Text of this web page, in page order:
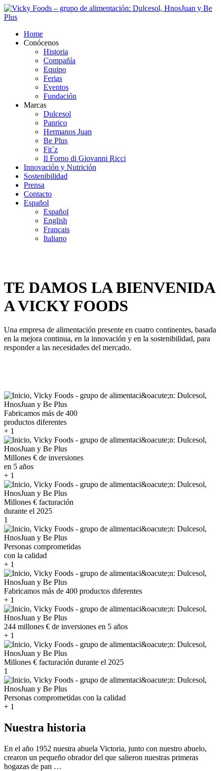
Home
Conócenos
Historia
Compañía
Equipo
Ferias
Eventos
Fundación
Marcas
Dulcesol
Panrico
Hermanos Juan
Be Plus
Fit´z
Il Forno di Giovanni Ricci
Innovación y Nutrición
Sostenibilidad
Prensa
Contacto
Español
Español
English
Français
Italiano
TE DAMOS LA BIENVENIDA
A VICKY FOODS
Una empresa de alimentación presente en cuatro continentes, basada
en la mejora continua, en la innovación y en la sostenibilidad, para
responder a las necesidades del mercado.
Fabricamos más de 400
productos diferentes
+ 1
Millones € de inversiones
en 5 años
+ 1
Millones € facturación
durante el 2025
1
Personas comprometidas
con la calidad
+ 1
Fabricamos más de 400 productos diferentes
+ 1
244 millones € de inversiones en 5 años
+ 1
Millones € facturación durante el 2025
1
Personas comprometidas con la calidad
+ 1
Nuestra historia
En el año 1952 nuestra abuela Victoria, junto con nuestro abuelo,
crearon un pequeño obrador del que salieron nuestras primeras
hogazas de pan …